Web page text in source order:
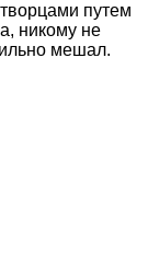
путем
никому не
сильно